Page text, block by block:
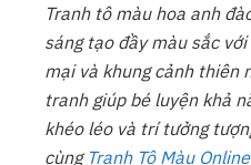
Tranh tô màu hoa anh
sáng tạo đầy màu sắc
mại và khung cảnh thiên
tranh giúp bé luyện khả
khéo léo và trí tưởng
cùng Tranh Tô Màu Online